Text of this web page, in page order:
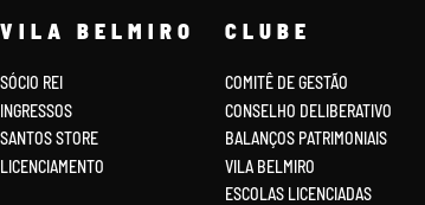
VILA BELMIRO
SÓCIO REI
INGRESSOS
SANTOS STORE
LICENCIAMENTO
CLUBE
COMITÊ DE GESTÃO
CONSELHO DELIBERATIVO
BALANÇOS PATRIMONIAIS
VILA BELMIRO
ESCOLAS LICENCIADAS